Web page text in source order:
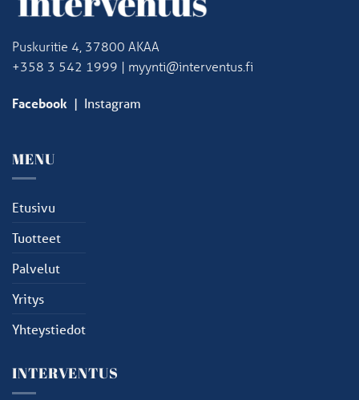
Puskuritie 4, 37800 AKAA
+358 3 542 1999 | myynti@interventus.fi
Facebook | Instagram
MENU
Etusivu
Tuotteet
Palvelut
Yritys
Yhteystiedot
INTERVENTUS